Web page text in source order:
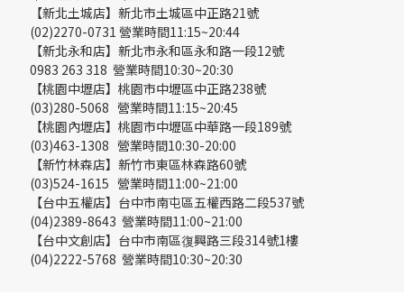
【新北土城店】新北市土城區中正路21號
(02)2270-0731 營業時間11:15~20:44
【新北永和店】新北市永和區永和路一段12號
0983 263 318 營業時間10:30~20:30
【桃園中壢店】桃園市中壢區中正路238號
(03)280-5068 營業時間11:15~20:45
【桃園內壢店】桃園市中壢區中華路一段189號
(03)463-1308 營業時間10:30-20:00
【新竹林森店】新竹市東區林森路60號
(03)524-1615 營業時間11:00~21:00
【台中五權店】台中市南屯區五權西路二段537號
(04)2389-8643 營業時間11:00~21:00
【台中文創店】台中市南區復興路三段314號1樓
(04)2222-5768 營業時間10:30~20:30